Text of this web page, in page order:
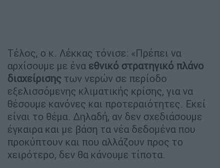
Τέλος, ο κ. Λέκκας τόνισε: «Πρέπει να
αρχίσουμε με ένα εθνικό στρατηγικό πλάνο
διαχείρισης των νερών σε περίοδο
εξελισσόμενης κλιματικής κρίσης, για να
θέσουμε κανόνες και προτεραιότητες. Εκεί
είναι το θέμα. Δηλαδή, αν δεν σχεδιάσουμε
έγκαιρα και με βάση τα νέα δεδομένα που
προκύπτουν και που αλλάζουν προς το
χειρότερο, δεν θα κάνουμε τίποτα.